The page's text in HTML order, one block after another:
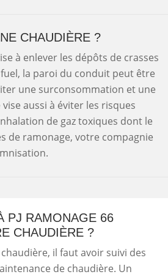
CHAUDIÈRE ?
à enlever les dépôts de crasses
la paroi du conduit peut être
une surconsommation et une
aussi à éviter les risques
de gaz toxiques dont le
de ramonage, votre compagnie
PJ RAMONAGE 66
CHAUDIÈRE ?
il faut avoir suivi des
de chaudière. Un